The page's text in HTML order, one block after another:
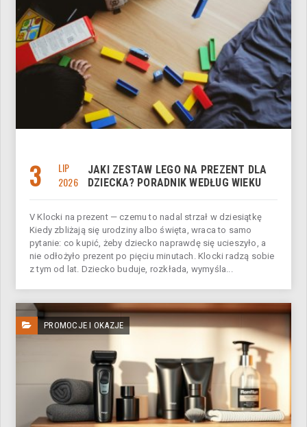
3
LIP
2026
JAKI ZESTAW LEGO NA PREZENT DLA
DZIECKA? PORADNIK WEDŁUG WIEKU
V Klocki na prezent — czemu to nadal strzał w dziesiątkę
Kiedy zbliżają się urodziny albo święta, wraca to samo
pytanie: co kupić, żeby dziecko naprawdę się ucieszyło, a
nie odłożyło prezent po pięciu minutach. Klocki radzą sobie
z tym od lat. Dziecko buduje, rozkłada, wymyśla...
PROMOCJE I OKAZJE